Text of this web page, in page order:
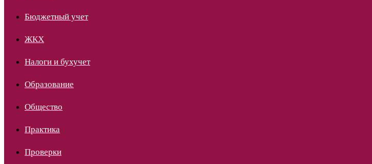
Бюджетный учет
ЖКХ
Налоги и бухучет
Образование
Общество
Практика
Проверки